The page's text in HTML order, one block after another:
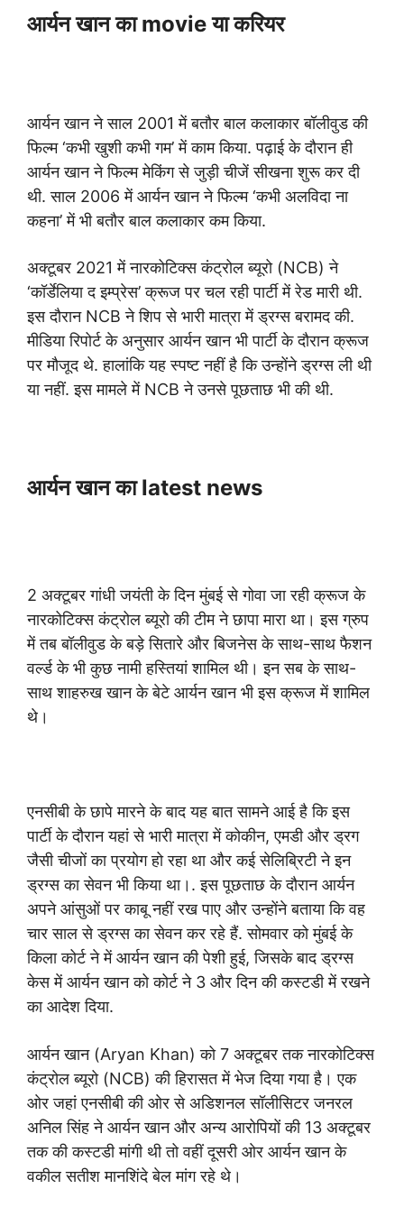
आर्यन खान का movie या करियर
आर्यन खान ने साल 2001 में बतौर बाल कलाकार बॉलीवुड की
फिल्म ‘कभी खुशी कभी गम’ में काम किया. पढ़ाई के दौरान ही
आर्यन खान ने फिल्म मेकिंग से जुड़ी चीजें सीखना शुरू कर दी
थी. साल 2006 में आर्यन खान ने फिल्म ‘कभी अलविदा ना
कहना’ में भी बतौर बाल कलाकार कम किया.
अक्टूबर 2021 में नारकोटिक्स कंट्रोल ब्यूरो (NCB) ने
‘कॉर्डेलिया द इम्प्रेस’ क्रूज पर चल रही पार्टी में रेड मारी थी.
इस दौरान NCB ने शिप से भारी मात्रा में ड्रग्स बरामद की.
मीडिया रिपोर्ट के अनुसार आर्यन खान भी पार्टी के दौरान क्रूज
पर मौजूद थे. हालांकि यह स्पष्ट नहीं है कि उन्होंने ड्रग्स ली थी
या नहीं. इस मामले में NCB ने उनसे पूछताछ भी की थी.
आर्यन खान का latest news
2 अक्टूबर गांधी जयंती के दिन मुंबई से गोवा जा रही क्रूज के
नारकोटिक्स कंट्रोल ब्यूरो की टीम ने छापा मारा था। इस ग्रुप
में तब बॉलीवुड के बड़े सितारे और बिजनेस के साथ-साथ फैशन
वर्ल्ड के भी कुछ नामी हस्तियां शामिल थी। इन सब के साथ-
साथ शाहरुख खान के बेटे आर्यन खान भी इस क्रूज में शामिल
थे।
एनसीबी के छापे मारने के बाद यह बात सामने आई है कि इस
पार्टी के दौरान यहां से भारी मात्रा में कोकीन, एमडी और ड्रग
जैसी चीजों का प्रयोग हो रहा था और कई सेलिब्रिटी ने इन
ड्रग्स का सेवन भी किया था।. इस पूछताछ के दौरान आर्यन
अपने आंसुओं पर काबू नहीं रख पाए और उन्होंने बताया कि वह
चार साल से ड्रग्स का सेवन कर रहे हैं. सोमवार को मुंबई के
किला कोर्ट ने में आर्यन खान की पेशी हुई, जिसके बाद ड्रग्स
केस में आर्यन खान को कोर्ट ने 3 और दिन की कस्टडी में रखने
का आदेश दिया.
आर्यन खान (Aryan Khan) को 7 अक्टूबर तक नारकोटिक्स
कंट्रोल ब्यूरो (NCB) की हिरासत में भेज दिया गया है। एक
ओर जहां एनसीबी की ओर से अडिशनल सॉलीसिटर जनरल
अनिल सिंह ने आर्यन खान और अन्य आरोपियों की 13 अक्टूबर
तक की कस्टडी मांगी थी तो वहीं दूसरी ओर आर्यन खान के
वकील सतीश मानशिंदे बेल मांग रहे थे।